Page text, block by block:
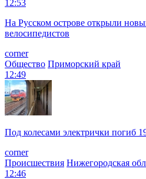
12:53
На Русском острове открыли
велосипедистов
corner
Общество Приморский край
12:49
Под колесами электрички погиб
corner
Происшествия Нижегородская
12:46